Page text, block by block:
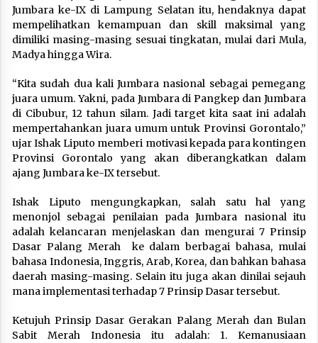
Jumbara ke-IX di Lampung Selatan itu, hendaknya dapat
mempelihatkan kemampuan dan skill maksimal yang
dimiliki masing-masing sesuai tingkatan, mulai dari Mula,
Madya hingga Wira.
“Kita sudah dua kali Jumbara nasional sebagai pemegang
juara umum. Yakni, pada Jumbara di Pangkep dan Jumbara
di Cibubur, 12 tahun silam. Jadi target kita saat ini adalah
mempertahankan juara umum untuk Provinsi Gorontalo,”
ujar Ishak Liputo memberi motivasi kepada para kontingen
Provinsi Gorontalo yang akan diberangkatkan dalam
ajang Jumbara ke-IX tersebut.
Ishak Liputo mengungkapkan, salah satu hal yang
menonjol sebagai penilaian pada Jumbara nasional itu
adalah kelancaran menjelaskan dan mengurai 7 Prinsip
Dasar Palang Merah ke dalam berbagai bahasa, mulai
bahasa Indonesia, Inggris, Arab, Korea, dan bahkan bahasa
daerah masing-masing. Selain itu juga akan dinilai sejauh
mana implementasi terhadap 7 Prinsip Dasar tersebut.
Ketujuh Prinsip Dasar Gerakan Palang Merah dan Bulan
Sabit Merah Indonesia itu adalah: 1. Kemanusiaan